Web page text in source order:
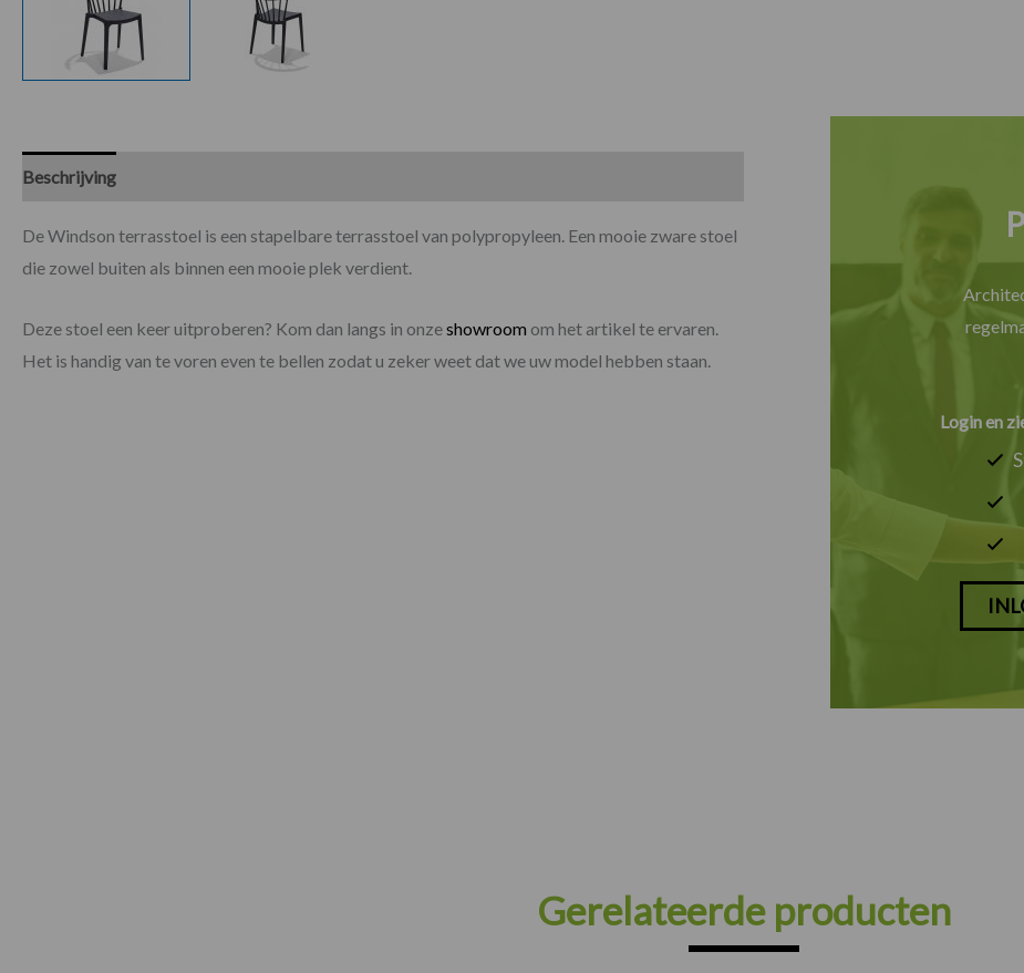
Beschrijving
De Windson terrasstoel is een stapelbare terrasstoel van polypropyleen. Een mooie zware stoel
die zowel buiten als binnen een mooie plek verdient.
Deze stoel een keer uitproberen? Kom dan langs in onzeshowroom om het artikel te ervaren.
Het is handig van te voren even te bellen zodat u zeker weet dat we uw model hebben staan.
Login en
Gerelateerde producten